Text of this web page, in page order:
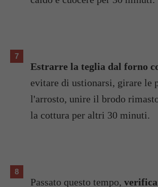
Estrarre la teglia dal forno
evitare di ustionarsi, girare le
l'arrosto, unire il brodo
la cottura per altri 30 minuti.
Passato questo tempo,